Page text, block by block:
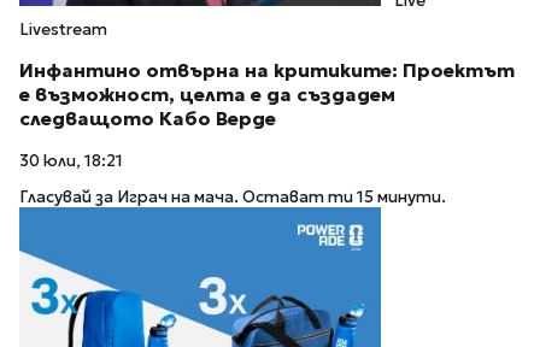
Livestream
Инфантино отвърна на критиките: Проектът
е възможност, целта е да създадем
следващото Кабо Верде
30 юли, 18:21
Гласувай за Играч на мача. Остават ти 15 минути.